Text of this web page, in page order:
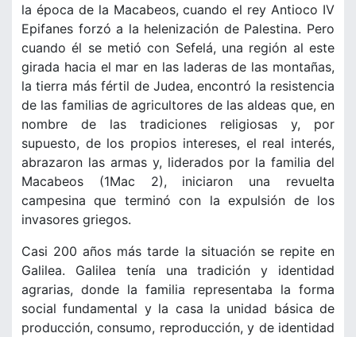
la época de la Macabeos, cuando el rey Antioco IV
Epifanes forzó a la helenización de Palestina. Pero
cuando él se metió con Sefelá, una región al este
girada hacia el mar en las laderas de las montañas,
la tierra más fértil de Judea, encontró la resistencia
de las familias de agricultores de las aldeas que, en
nombre de las tradiciones religiosas y, por
supuesto, de los propios intereses, el real interés,
abrazaron las armas y, liderados por la familia del
Macabeos (1Mac 2), iniciaron una revuelta
campesina que terminó con la expulsión de los
invasores griegos.
Casi 200 años más tarde la situación se repite en
Galilea. Galilea tenía una tradición y identidad
agrarias, donde la familia representaba la forma
social fundamental y la casa la unidad básica de
producción, consumo, reproducción, y de identidad